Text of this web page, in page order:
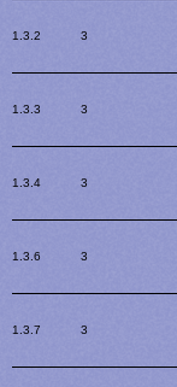
1.3.2 3
1.3.3 3
1.3.4 3
1.3.6 3
1.3.7 3